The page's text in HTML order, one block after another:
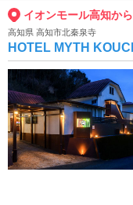
イオンモール高知か
高知県 高知市北秦泉寺
HOTEL MYTH